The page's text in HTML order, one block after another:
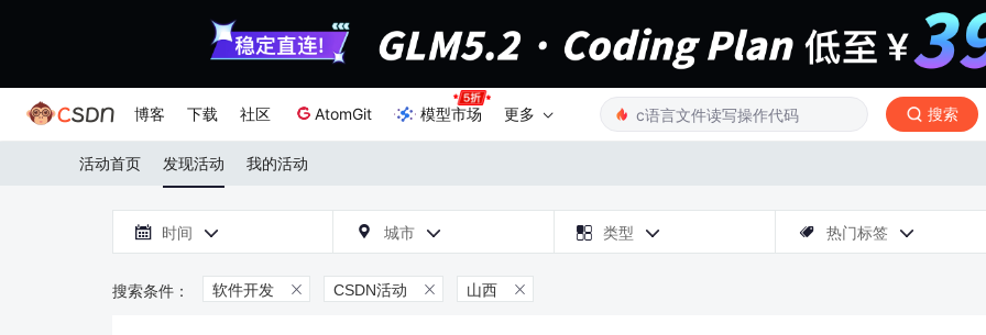
博客 下载 社区 AtomGit 模型市场 更多 搜索
活动首页 发现活动 我的活动
 时间   城市   类型   热门标签 
软件开发  CSDN活动  山西 